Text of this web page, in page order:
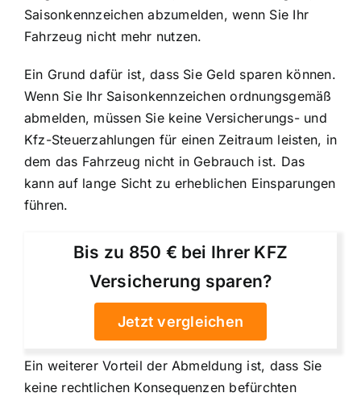
Saisonkennzeichen abzumelden, wenn Sie Ihr
Fahrzeug nicht mehr nutzen.
Ein Grund dafür ist, dass Sie Geld sparen können.
Wenn Sie Ihr Saisonkennzeichen ordnungsgemäß
abmelden, müssen Sie keine Versicherungs- und
Kfz-Steuerzahlungen für einen Zeitraum leisten, in
dem das Fahrzeug nicht in Gebrauch ist. Das
kann auf lange Sicht zu erheblichen Einsparungen
führen.
Bis zu 850 € bei Ihrer KFZ
Versicherung sparen?
Jetzt vergleichen
Ein weiterer Vorteil der Abmeldung ist, dass Sie
keine rechtlichen Konsequenzen befürchten